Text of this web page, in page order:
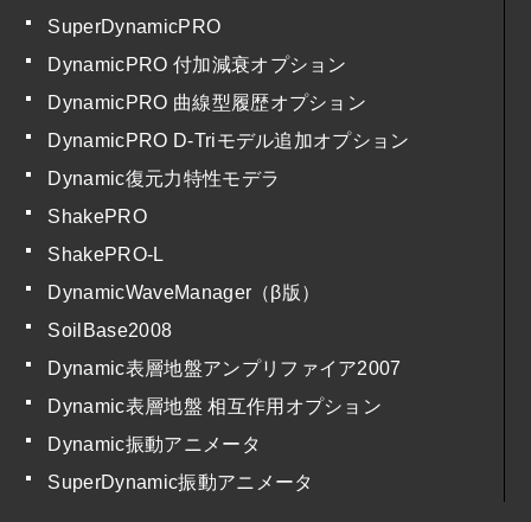
SuperDynamicPRO
DynamicPRO 付加減衰オプション
DynamicPRO 曲線型履歴オプション
DynamicPRO D-Triモデル追加オプション
Dynamic復元力特性モデラ
ShakePRO
ShakePRO-L
DynamicWaveManager（β版）
SoilBase2008
Dynamic表層地盤アンプリファイア2007
Dynamic表層地盤 相互作用オプション
Dynamic振動アニメータ
SuperDynamic振動アニメータ